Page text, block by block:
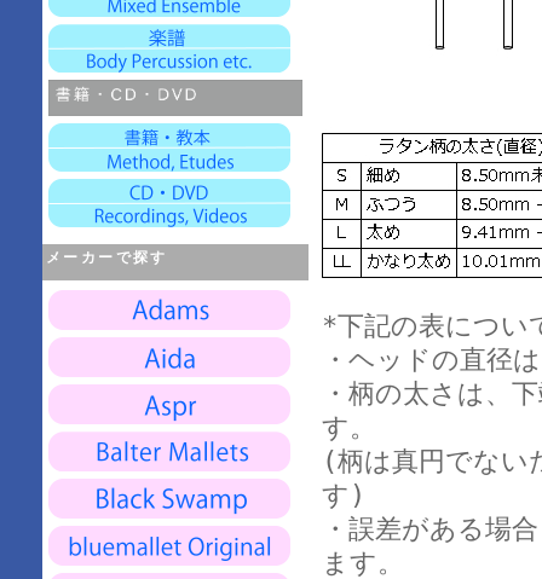
メーカーで探す
*下記の表につい
・ヘッドの直径
・柄の太さは、
す。
(柄は真円でない
す)
・誤差がある場
ます。